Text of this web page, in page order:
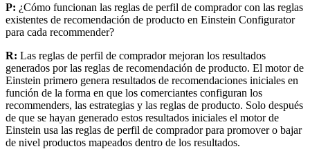
P: ¿Cómo funcionan las reglas de perfil de comprador con las reglas
existentes de recomendación de producto en Einstein Configurator
para cada recommender?
R: Las reglas de perfil de comprador mejoran los resultados
generados por las reglas de recomendación de producto. El motor de
Einstein primero genera resultados de recomendaciones iniciales en
función de la forma en que los comerciantes configuran los
recommenders, las estrategias y las reglas de producto. Solo después
de que se hayan generado estos resultados iniciales el motor de
Einstein usa las reglas de perfil de comprador para promover o bajar
de nivel productos mapeados dentro de los resultados.